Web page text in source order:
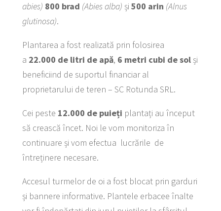
abies) 800 brad (Abies alba) și 500 arin (Alnus
glutinosa).
Plantarea a fost realizată prin folosirea
a 22.000 de litri de apă, 6 metri cubi de solși
beneficiind de suportul financiar al
proprietarului de teren – SC Rotunda SRL.
Cei peste 12.000 de puieți plantați au început
să crească încet. Noi le vom monitoriza în
continuare și vom efectua lucrările de
întreținere necesare.
Accesul turmelor de oi a fost blocat prin garduri
și bannere informative. Plantele erbacee înalte